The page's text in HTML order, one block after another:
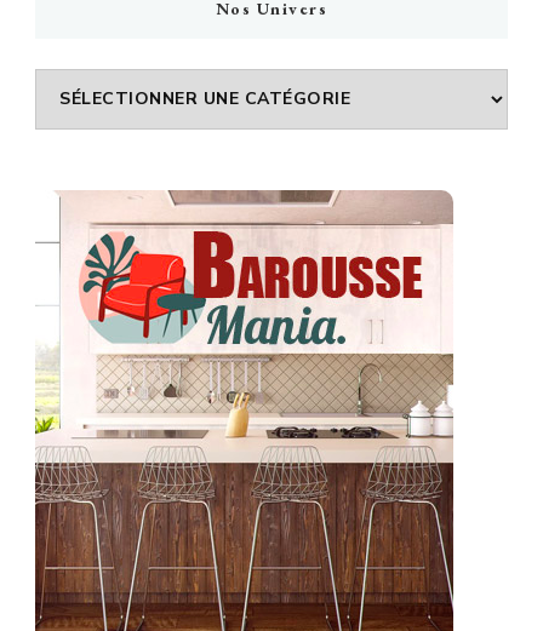
Nos Univers
Nos
Univers